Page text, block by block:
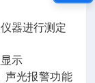
器进行测定
示
声光报警功能